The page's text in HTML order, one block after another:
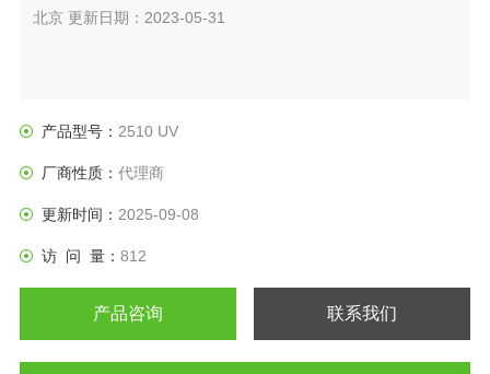
北京 更新日期：2023-05-31
产品型号： 2510 UV
厂商性质： 代理商
更新时间： 2025-09-08
访 问 量： 812
产品咨询 联系我们